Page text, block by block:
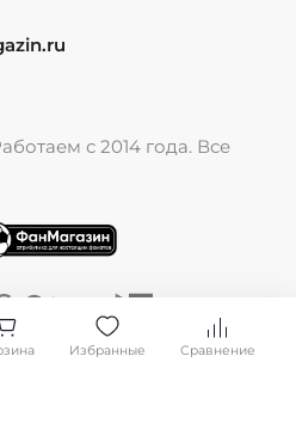
с 2014 года. Все
Избранные Сравнение